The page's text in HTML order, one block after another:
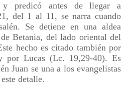
y predicó antes de llegar a
del 1 al 11, se narra cuando
Se detiene en una aldea
Betania, del lado oriental del
hecho es citado también por
por Lucas (Lc. 19,29-40). Es
Juan se una a los evangelistas
detalle.